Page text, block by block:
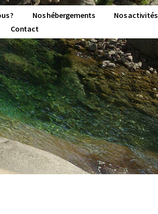
? Nos hébergements
Nos activités
Contact